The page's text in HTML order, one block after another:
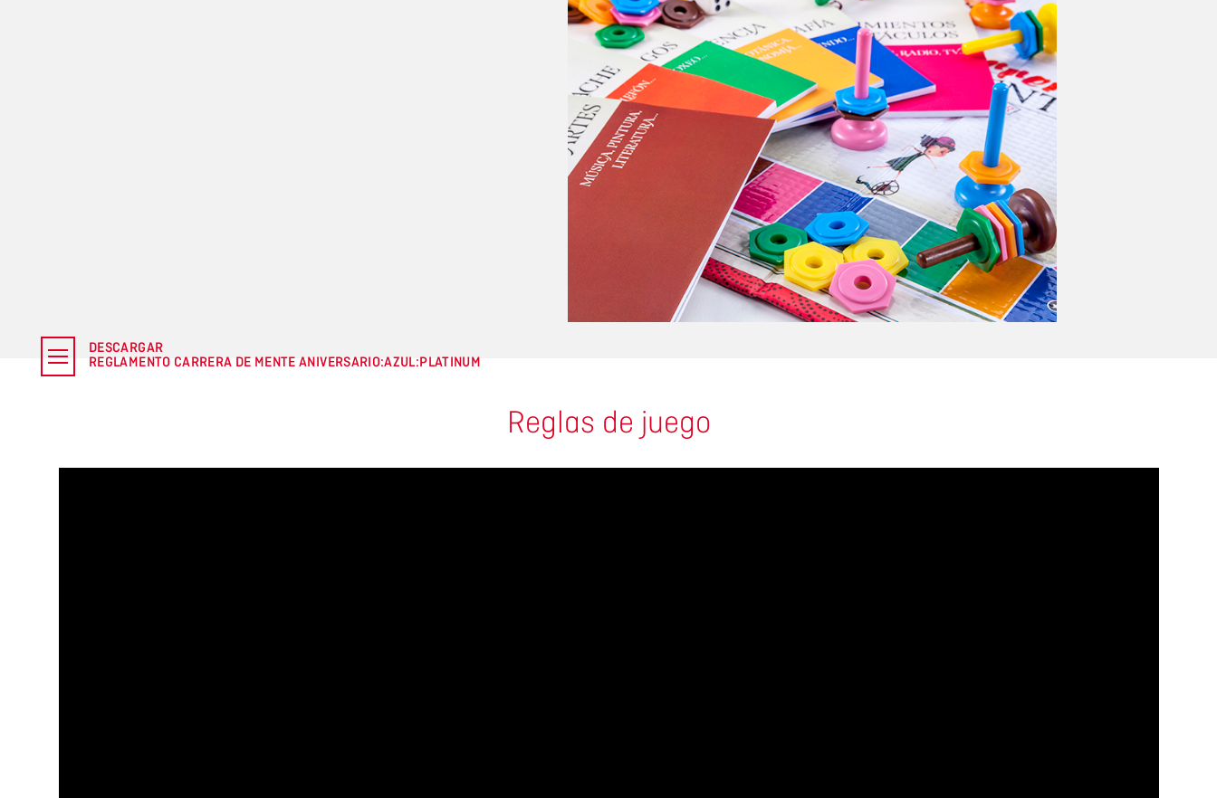
DESCARGAR
REGLAMENTO CARRERA DE MENTE ANIVERSARIO:AZUL:PLATINUM
Reglas de juego